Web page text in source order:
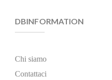
DBINFORMATION
Chi siamo
Contattaci